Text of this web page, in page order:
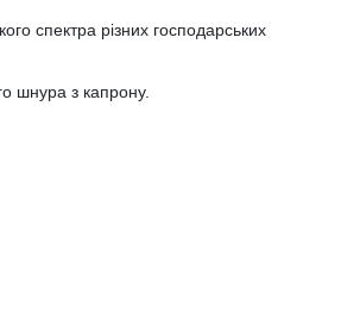
спектра різних господарських
шнура з капрону.